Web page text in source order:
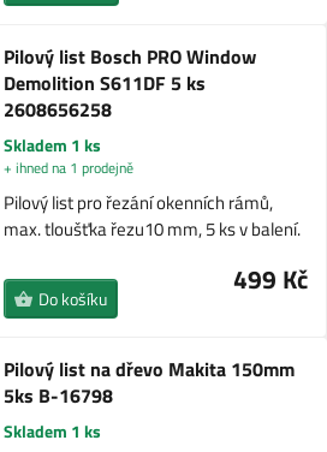
Pilový list Bosch PRO Window
Demolition S611DF 5 ks
2608656258
Skladem 1 ks
+ ihned na 1 prodejně
Pilový list pro řezání okenních rámů,
max. tloušťka řezu10 mm, 5 ks v balení.
499 Kč
Do košíku
Pilový list na dřevo Makita 150mm
5ks B-16798
Skladem 1 ks